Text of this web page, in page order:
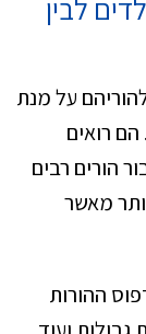
לבין
על מנת
הם רואים
הורים רבים
מאשר
ההורות